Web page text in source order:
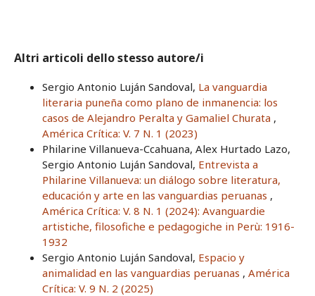
Altri articoli dello stesso autore/i
Sergio Antonio Luján Sandoval, La vanguardia
literaria puneña como plano de inmanencia: los
casos de Alejandro Peralta y Gamaliel Churata ,
América Crítica: V. 7 N. 1 (2023)
Philarine Villanueva-Ccahuana, Alex Hurtado Lazo,
Sergio Antonio Luján Sandoval, Entrevista a
Philarine Villanueva: un diálogo sobre literatura,
educación y arte en las vanguardias peruanas ,
América Crítica: V. 8 N. 1 (2024): Avanguardie
artistiche, filosofiche e pedagogiche in Perù: 1916-
1932
Sergio Antonio Luján Sandoval, Espacio y
animalidad en las vanguardias peruanas , América
Crítica: V. 9 N. 2 (2025)